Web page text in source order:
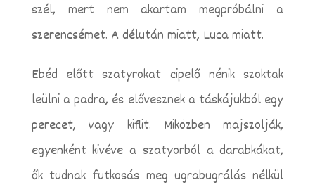
szél, mert nem akartam megpróbálni a
szerencsémet. A délután miatt, Luca miatt.
Ebéd előtt szatyrokat cipelő nénik szoktak
leülni a padra, és elővesznek a táskájukból egy
perecet, vagy kiflit. Miközben majszolják,
egyenként kivéve a szatyorból a darabkákat,
ők tudnak futkosás meg ugrabugrálás nélkül